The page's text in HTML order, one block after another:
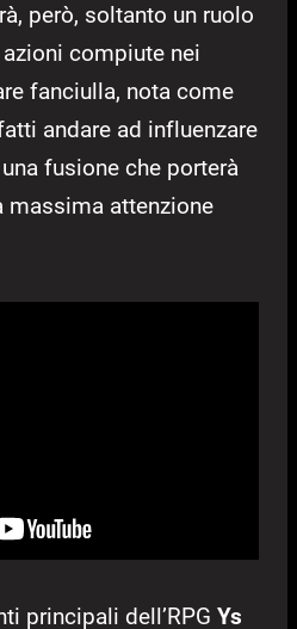
però, soltanto un ruolo
compiute nei
fanciulla, nota come
andare ad influenzare
fusione che porterà
massima attenzione
principali dell’RPG Ys